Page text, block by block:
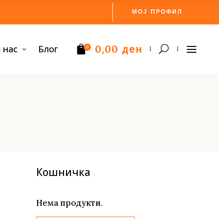
МОЈ ПРОФИЛ
нас Блог 0 0,00 ден
Кошничка
Нема продукти.